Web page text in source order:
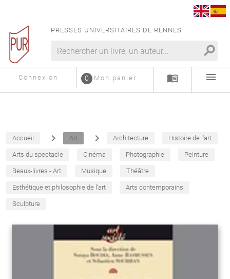
PRESSES UNIVERSITAIRES DE RENNES
search
Connexion Mon panier
0 menu_book menu
Accueil navigate_next Art navigate_next Architecture Histoire de l'art
Arts du spectacle Cinéma Photographie Peinture
Beaux-livres - Art Musique Théâtre
Esthétique et philosophie de l'art Arts contemporains
Sculpture